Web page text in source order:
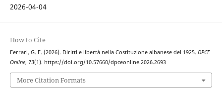
2026-04-04
How to Cite
Ferrari, G. F. (2026). Diritti e libertà nella Costituzione albanese del 1925. DPCE
Online, 73(1). https://doi.org/10.57660/dpceonline.2026.2693
More Citation Formats